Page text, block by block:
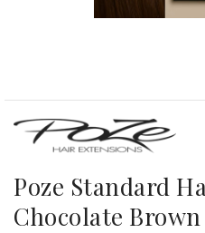
Poze Standard
Chocolate